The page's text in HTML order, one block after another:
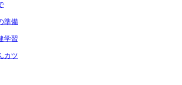
準備
学習
カツ